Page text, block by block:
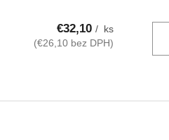
€32,10/ ks
(€26,10 bez DPH)